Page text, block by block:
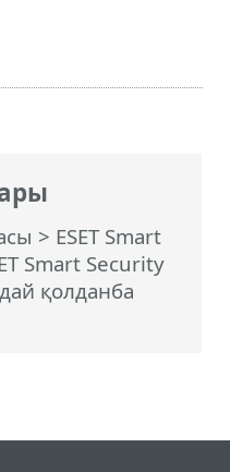
> ESET Smart
Smart Security
қолданба